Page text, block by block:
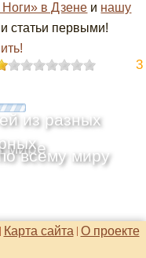
Ноги» в Дзене и нашу
статьи первыми!
3
из разных
мире
всему миру
О проекте
Карта сайта